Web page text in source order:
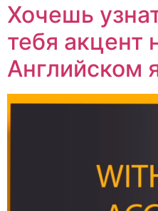
Хочешь
тебя акцент
Английском